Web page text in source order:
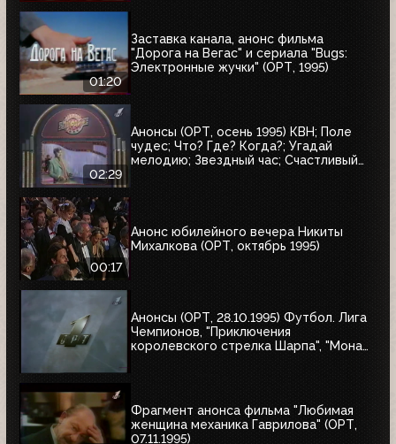
01:20
Заставка канала, анонс фильма
"Дорога на Вегас" и сериала "Bugs:
Электронные жучки" (ОРТ, 1995)
02:29
Анонсы (ОРТ, осень 1995) КВН; Поле
чудес; Что? Где? Когда?; Угадай
мелодию; Звездный час; Счастливый
00:17
Анонс юбилейного вечера Никиты
Михалкова (ОРТ, октябрь 1995)
Анонсы (ОРТ, 28.10.1995) Футбол. Лига
Чемпионов, "Приключения
королевского стрелка Шарпа", "Мона
Фрагмент анонса фильма "Любимая
женщина механика Гаврилова" (ОРТ,
07.11.1995)